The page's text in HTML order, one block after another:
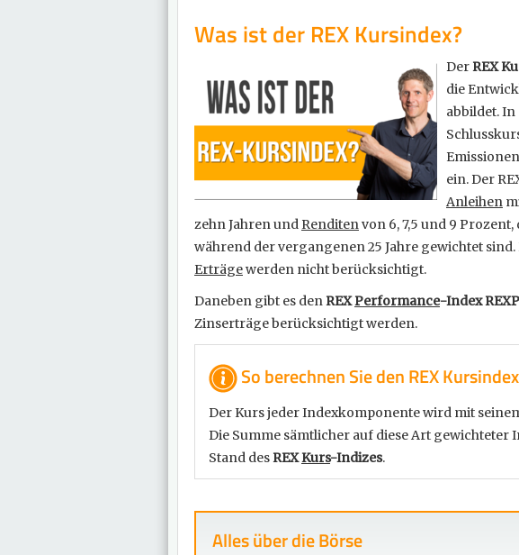
Was ist der REX Kursindex?
DerREX
die
abbildet.
ein. Der
Anleihen
zehn Jahren und Renditenvon 6, 7,5 und 9
während der vergangenen 25 Jahre gewichtet
Erträgewerden nicht berücksichtigt.
Daneben gibt es denREXPerformance-Index REXP
Zinserträge berücksichtigt werden.
So berechnen Sie den REX Kursindex
Der Kurs jeder Indexkomponente wird mit
Die Summe sämtlicher auf diese Art gewichteter
Stand desREXKurs-Indizes.
Alles über die Börse